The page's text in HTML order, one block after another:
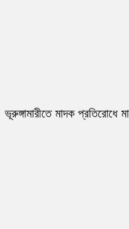
ভূরুঙ্গামারীতে মাদক প্রতিরোধে